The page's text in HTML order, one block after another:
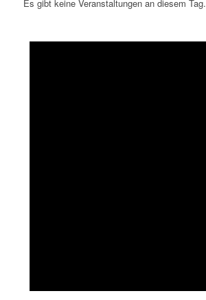
Es gibt keine Veranstaltungen an diesem Tag.